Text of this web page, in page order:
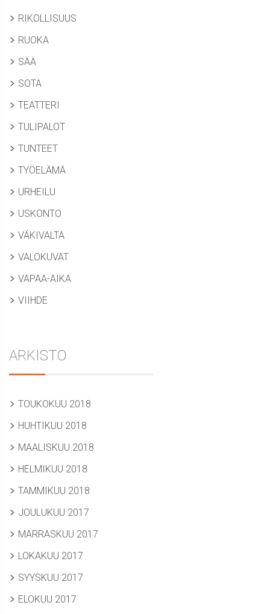
RIKOLLISUUS
RUOKA
SÄÄ
SOTA
TEATTERI
TULIPALOT
TUNTEET
TYÖELÄMÄ
URHEILU
USKONTO
VÄKIVALTA
VALOKUVAT
VAPAA-AIKA
VIIHDE
ARKISTO
TOUKOKUU 2018
HUHTIKUU 2018
MAALISKUU 2018
HELMIKUU 2018
TAMMIKUU 2018
JOULUKUU 2017
MARRASKUU 2017
LOKAKUU 2017
SYYSKUU 2017
ELOKUU 2017